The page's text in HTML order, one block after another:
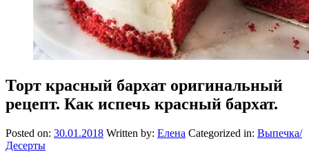
Торт красный бархат оригинальный
рецепт. Как испечь красный бархат.
Posted on: 30.01.2018 Written by: Елена Categorized in: Выпечка/
Десерты